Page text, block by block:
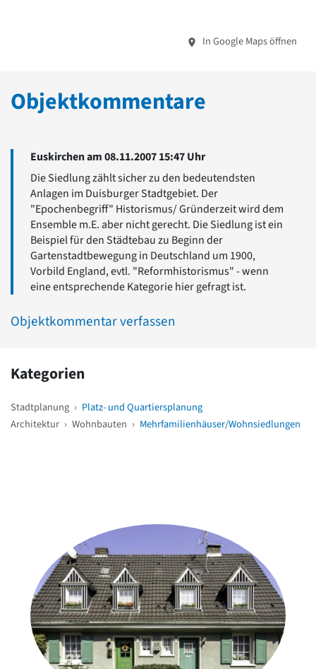
In Google Maps öffnen
Objektkommentare
Euskirchen am 08.11.2007 15:47 Uhr
Die Siedlung zählt sicher zu den bedeutendsten
Anlagen im Duisburger Stadtgebiet. Der
"Epochenbegriff" Historismus/ Gründerzeit wird dem
Ensemble m.E. aber nicht gerecht. Die Siedlung ist ein
Beispiel für den Städtebau zu Beginn der
Gartenstadtbewegung in Deutschland um 1900,
Vorbild England, evtl. "Reformhistorismus" - wenn
eine entsprechende Kategorie hier gefragt ist.
Objektkommentar verfassen
Kategorien
Stadtplanung › Platz- und Quartiersplanung
Architektur › Wohnbauten › Mehrfamilienhäuser/Wohnsiedlungen